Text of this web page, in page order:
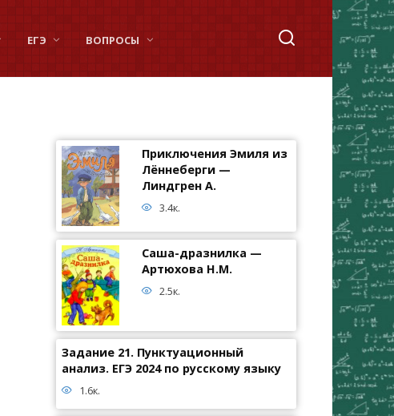
ЕГЭ ВОПРОСЫ
Приключения Эмиля из
Лённеберги —
Линдгрен А.
3.4к.
Саша-дразнилка —
Артюхова Н.М.
2.5к.
Задание 21. Пунктуационный
анализ. ЕГЭ 2024 по русскому языку
1.6к.